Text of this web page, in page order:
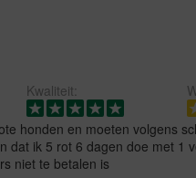
Kwaliteit:
honden en moeten volgens
dat ik 5 rot 6 dagen doe met 1
niet te betalen is